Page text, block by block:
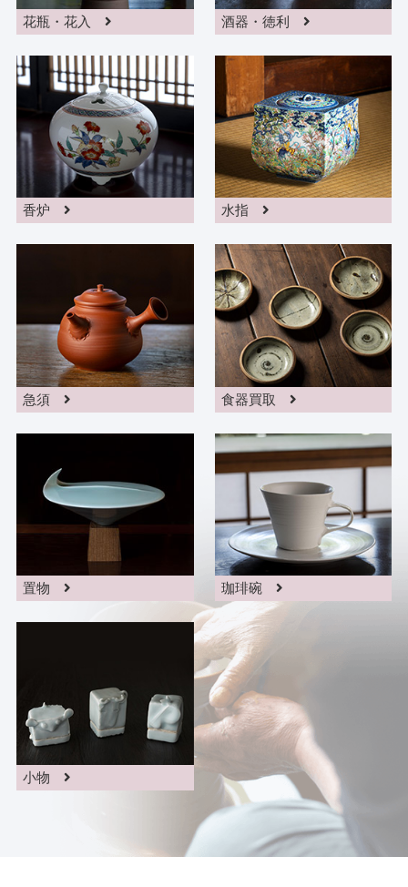
花瓶・花入 酒器・徳利
香炉 水指
急須 食器買取
置物 珈琲碗
小物